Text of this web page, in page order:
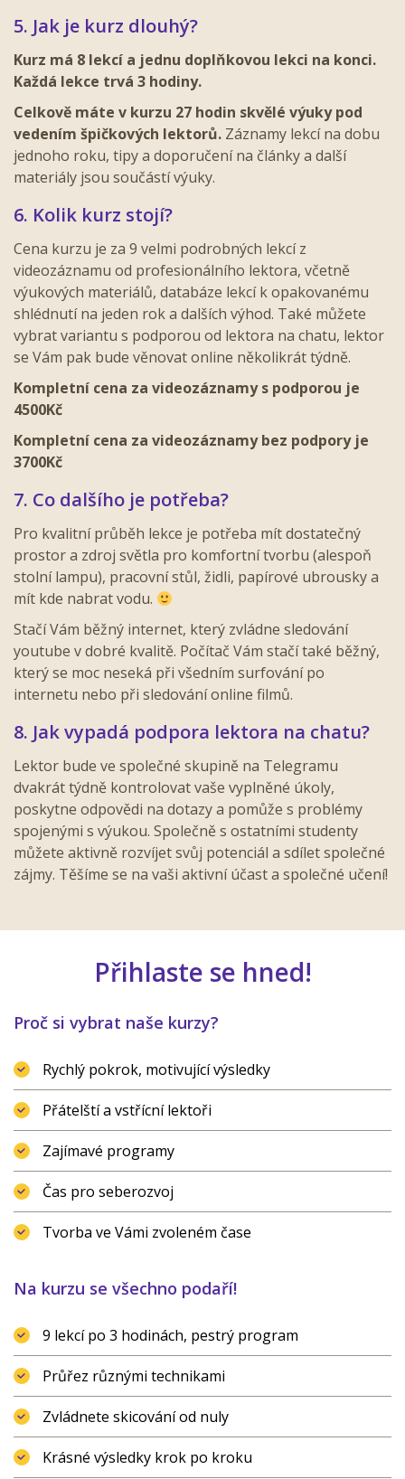
5. Jak je kurz dlouhý?
Kurz má 8 lekcí a jednu doplňkovou lekci na konci.
Každá lekce trvá 3 hodiny.
Celkově máte v kurzu 27 hodin skvělé výuky pod
vedením špičkových lektorů. Záznamy lekcí na dobu
jednoho roku, tipy a doporučení na články a další
materiály jsou součástí výuky.
6. Kolik kurz stojí?
Cena kurzu je za 9 velmi podrobných lekcí z
videozáznamu od profesionálního lektora, včetně
výukových materiálů, databáze lekcí k opakovanému
shlédnutí na jeden rok a dalších výhod. Také můžete
vybrat variantu s podporou od lektora na chatu, lektor
se Vám pak bude věnovat online několikrát týdně.
Kompletní cena za videozáznamy s podporou je
4500Kč
Kompletní cena za videozáznamy bez podpory je
3700Kč
7. Co dalšího je potřeba?
Pro kvalitní průběh lekce je potřeba mít dostatečný
prostor a zdroj světla pro komfortní tvorbu (alespoň
stolní lampu), pracovní stůl, židli, papírové ubrousky a
mít kde nabrat vodu.
Stačí Vám běžný internet, který zvládne sledování
youtube v dobré kvalitě. Počítač Vám stačí také běžný,
který se moc neseká při všedním surfování po
internetu nebo při sledování online filmů.
8. Jak vypadá podpora lektora na chatu?
Lektor bude ve společné skupině na Telegramu
dvakrát týdně kontrolovat vaše vyplněné úkoly,
poskytne odpovědi na dotazy a pomůže s problémy
spojenými s výukou. Společně s ostatními studenty
můžete aktivně rozvíjet svůj potenciál a sdílet společné
zájmy. Těšíme se na vaši aktivní účast a společné učení!
Přihlaste se hned!
Proč si vybrat naše kurzy?
Rychlý pokrok, motivující výsledky
Přátelští a vstřícní lektoři
Zajímavé programy
Čas pro seberozvoj
Tvorba ve Vámi zvoleném čase
Na kurzu se všechno podaří!
9 lekcí po 3 hodinách, pestrý program
Průřez různými technikami
Zvládnete skicování od nuly
Krásné výsledky krok po kroku